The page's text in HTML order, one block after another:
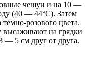
чешуи и на 10 —
(40 — 44°С). Затем
розового цвета.
высаживают на грядки
— 5 см друг от друга.